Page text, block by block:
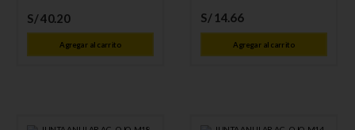
S/40.20
Agregar al carrito
S/ 14.66
Agregar al carrito